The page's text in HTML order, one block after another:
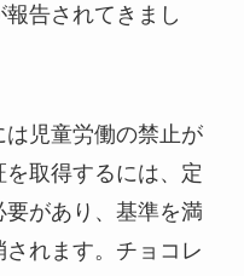
告されてきまし
児童労働の禁止が
取得するには、定
があり、基準を満
れます。チョコレ